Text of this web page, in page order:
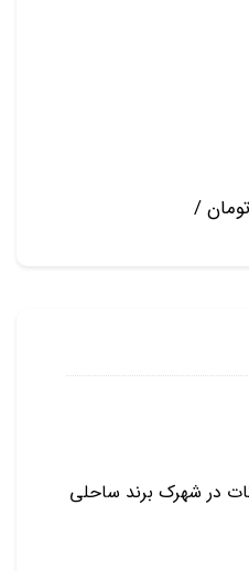
در شهرک برند ساحلی